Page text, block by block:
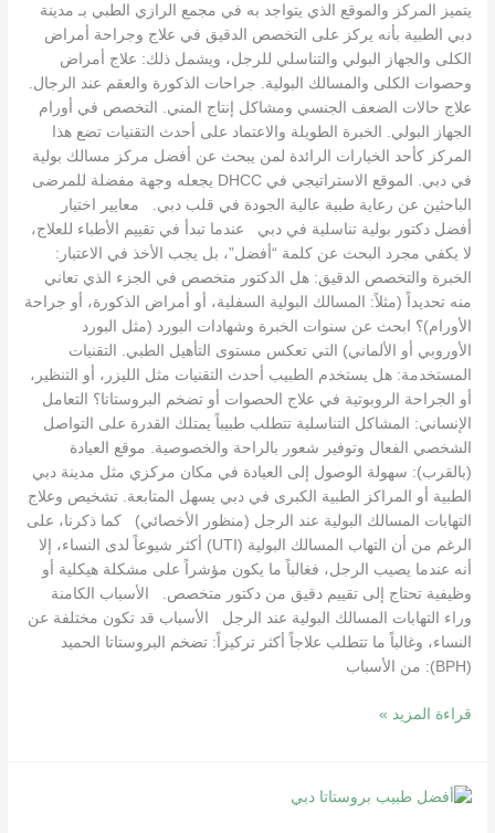
يتميز المركز والموقع الذي يتواجد به في مجمع الرازي الطبي بـ مدينة
دبي الطبية بأنه يركز على التخصص الدقيق في علاج وجراحة أمراض
الكلى والجهاز البولي والتناسلي للرجل، ويشمل ذلك: علاج أمراض
وحصوات الكلى والمسالك البولية. جراحات الذكورة والعقم عند الرجال.
علاج حالات الضعف الجنسي ومشاكل إنتاج المني. التخصص في أورام
الجهاز البولي. الخبرة الطويلة والاعتماد على أحدث التقنيات تضع هذا
المركز كأحد الخيارات الرائدة لمن يبحث عن أفضل مركز مسالك بولية
في دبي. الموقع الاستراتيجي في DHCC يجعله وجهة مفضلة للمرضى
الباحثين عن رعاية طبية عالية الجودة في قلب دبي. معايير اختيار
أفضل دكتور بولية تناسلية في دبي عندما تبدأ في تقييم الأطباء للعلاج،
لا يكفي مجرد البحث عن كلمة “أفضل”، بل يجب الأخذ في الاعتبار:
الخبرة والتخصص الدقيق: هل الدكتور متخصص في الجزء الذي تعاني
منه تحديداً (مثلاً: المسالك البولية السفلية، أو أمراض الذكورة، أو جراحة
الأورام)؟ ابحث عن سنوات الخبرة وشهادات البورد (مثل البورد
الأوروبي أو الألماني) التي تعكس مستوى التأهيل الطبي. التقنيات
المستخدمة: هل يستخدم الطبيب أحدث التقنيات مثل الليزر، أو التنظير،
أو الجراحة الروبوتية في علاج الحصوات أو تضخم البروستاتا؟ التعامل
الإنساني: المشاكل التناسلية تتطلب طبيباً يمتلك القدرة على التواصل
الشخصي الفعال وتوفير شعور بالراحة والخصوصية. موقع العيادة
(بالقرب): سهولة الوصول إلى العيادة في مكان مركزي مثل مدينة دبي
الطبية أو المراكز الطبية الكبرى في دبي يسهل المتابعة. تشخيص وعلاج
التهابات المسالك البولية عند الرجل (منظور الأخصائي) كما ذكرنا، على
الرغم من أن التهاب المسالك البولية (UTI) أكثر شيوعاً لدى النساء، إلا
أنه عندما يصيب الرجل، فغالباً ما يكون مؤشراً على مشكلة هيكلية أو
وظيفية تحتاج إلى تقييم دقيق من دكتور متخصص. الأسباب الكامنة
وراء التهابات المسالك البولية عند الرجل الأسباب قد تكون مختلفة عن
النساء، وغالباً ما تتطلب علاجاً أكثر تركيزاً: تضخم البروستاتا الحميد
(BPH): من الأسباب
قراءة المزيد »
بروفيسور